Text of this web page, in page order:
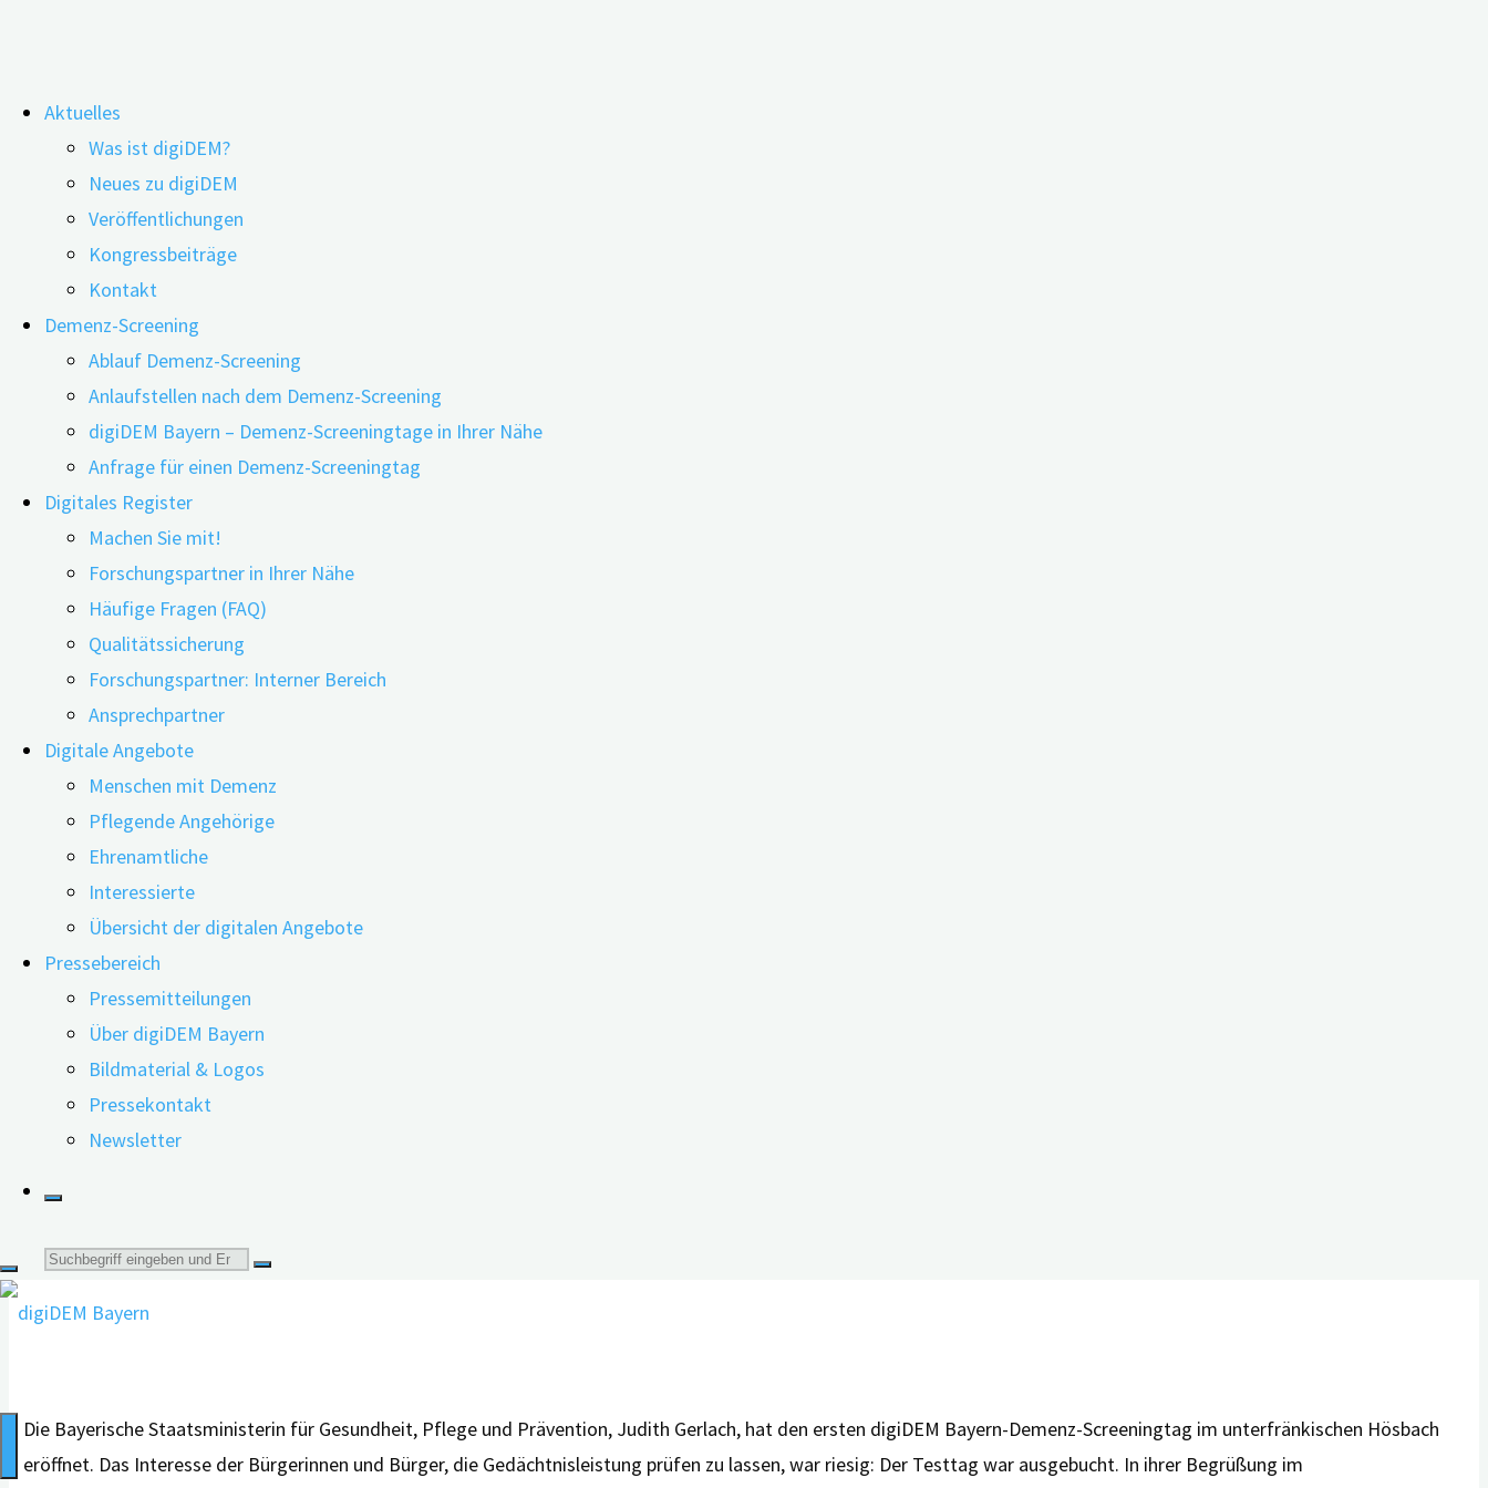
Inhalt
springen
Aktuelles
Was ist digiDEM?
Neues zu digiDEM
Veröffentlichungen
Kongressbeiträge
Kontakt
Demenz-Screening
Ablauf Demenz-Screening
Anlaufstellen nach dem Demenz-Screening
digiDEM Bayern – Demenz-Screeningtage in Ihrer Nähe
Anfrage für einen Demenz-Screeningtag
Digitales Register
Machen Sie mit!
Forschungspartner in Ihrer Nähe
Häufige Fragen (FAQ)
Qualitätssicherung
Forschungspartner: Interner Bereich
Ansprechpartner
Digitale Angebote
Menschen mit Demenz
Pflegende Angehörige
Ehrenamtliche
Interessierte
Übersicht der digitalen Angebote
Pressebereich
Pressemitteilungen
Über digiDEM Bayern
Bildmaterial & Logos
Pressekontakt
Newsletter
Suche
nach:
Schlagwort:kognitive Beeinträchtigungen
Demenzrisiko mittels Smartphone-Daten erkennen
17.06.202524.06.2026
Menschen mit kognitiven Beeinträchtigungen fällt es häufig schwer, sich räumlich zu orientieren und problemlos von A nach B zu gelangen. Dabei sind diese oft mit einer
Demenz verbundenen kognitiven Veränderungen entscheidend, um die Erkrankung frühzeitig zu erkennen und behandeln zu können. Wie sich mit Hilfe von speziellen
Smartphone-Daten erste Anzeichen für ein erhöhtes …
weiterlesen"Demenzrisiko
mittels
Smartphone-
Daten
erkennen"
Bayerns Gesundheitsministerin Judith Gerlach beim Demenz-Screeningtag in Hösbach
10.06.202524.06.2026
Die Bayerische Staatsministerin für Gesundheit, Pflege und Prävention, Judith Gerlach, hat den ersten digiDEM Bayern-Demenz-Screeningtag im unterfränkischen Hösbach
eröffnet. Das Interesse der Bürgerinnen und Bürger, die Gedächtnisleistung prüfen zu lassen, war riesig: Der Testtag war ausgebucht. In ihrer Begrüßung im